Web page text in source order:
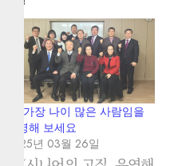
51. 가장 나이 많은 사람임을
증명해 보세요
2025년 03월 26일